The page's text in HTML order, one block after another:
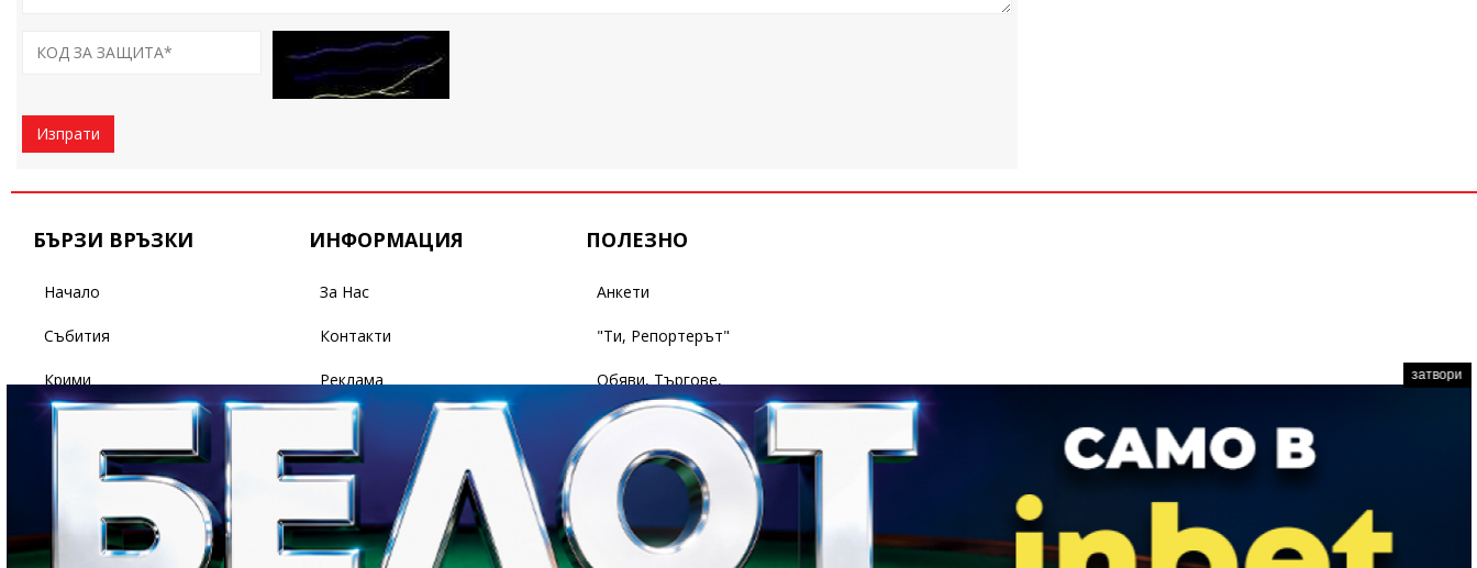
Изпрати
БЪРЗИ ВРЪЗКИ
Начало
Събития
Крими
Бизнес
Политика
Спорт
Светът
ИНФОРМАЦИЯ
За Нас
Контакти
Реклама
Условия За Ползване
Поверителност
ПОЛЕЗНО
Анкети
"Ти, Репортерът"
Обяви, Търгове,
Съобщения
затвори